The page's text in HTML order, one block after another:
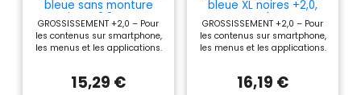
bleue sans monture
noires +2,0, pour
smartphone
GROSSISSEMENT +2,0 – Pour
les contenus sur smartphone,
les menus et les applications.
30 mm, pont 17–22 mm,
15,29 €
bleue XL noires +2,0,
pour smartphone, avec
étui
GROSSISSEMENT +2,0 – Pour
les contenus sur smartphone,
les menus et les applications.
mm, pont 15–17 mm, branches
16,19 €